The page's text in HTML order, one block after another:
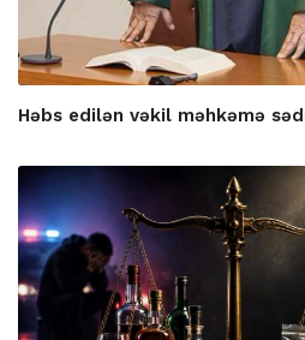
Həbs edilən vəkil məhkəmə